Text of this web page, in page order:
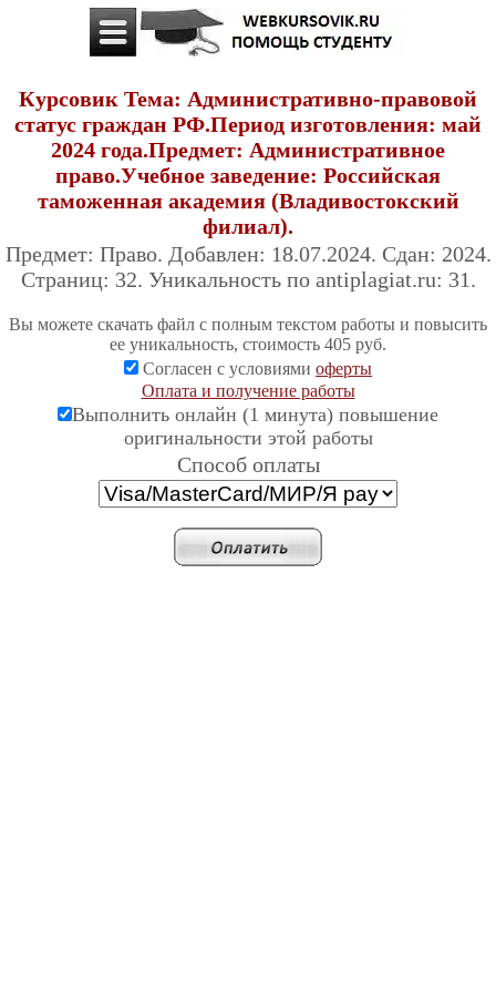
Курсовик Тема: Административно-правовой
статус граждан РФ.Период изготовления: май
2024 года.Предмет: Административное
право.Учебное заведение: Российская
таможенная академия (Владивостокский
филиал).
Предмет: Право. Добавлен: 18.07.2024. Сдан: 2024.
Страниц: 32. Уникальность по antiplagiat.ru: 31.
Вы можете скачать файл с полным текстом работы и повысить
ее уникальность, стоимость 405 руб.
Согласен с условиями оферты
Оплата и получение работы
Выполнить онлайн (1 минута) повышение
оригинальности этой работы
Cпособ оплаты